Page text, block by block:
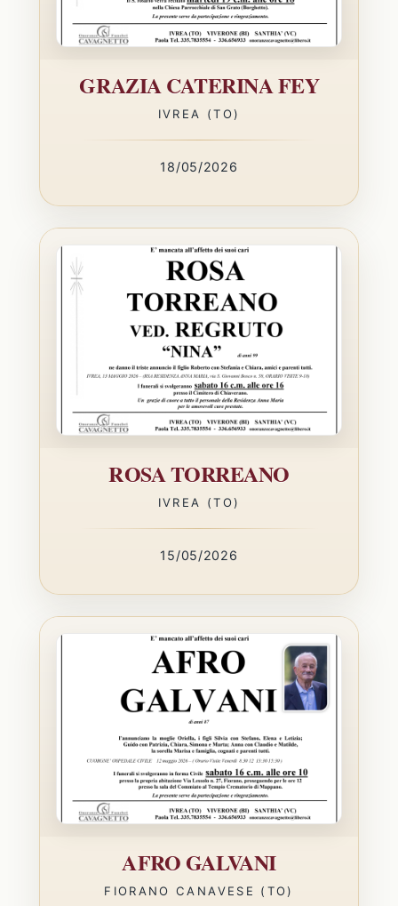
GRAZIA CATERINA FEY
IVREA (TO)
18/05/2026
ROSA TORREANO
IVREA (TO)
15/05/2026
AFRO GALVANI
FIORANO CANAVESE (TO)